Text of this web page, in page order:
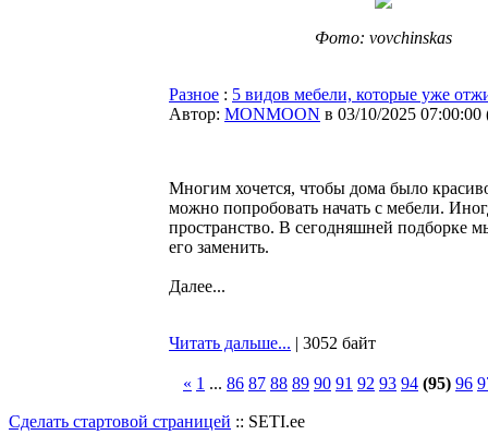
Фото: vovchinskas
Разное : 5 видов мебели, которые уже
Автор: MONMOON в 03/10/2025 07:00:00
Многим хочется, чтобы дома было
можно попробовать начать с мебели.
пространство. В сегодняшней подборке
его заменить.
Далее...
Читать дальше... | 3052 байт
« 1 ... 86 87 88 89 90 91 92 93 94 (95) 96
Сделать стартовой страницей :: SETI.ee